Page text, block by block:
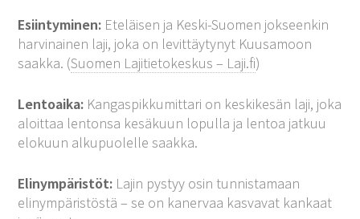
Esiintyminen: Eteläisen ja Keski-Suomen jokseenkin
harvinainen laji, joka on levittäytynyt Kuusamoon
saakka. (Suomen Lajitietokeskus – Laji.fi)
Lentoaika: Kangaspikkumittari on keskikesän laji, joka
aloittaa lentonsa kesäkuun lopulla ja lentoa jatkuu
elokuun alkupuolelle saakka.
Elinympäristöt: Lajin pystyy osin tunnistamaan
elinympäristöstä – se on kanervaa kasvavat kankaat